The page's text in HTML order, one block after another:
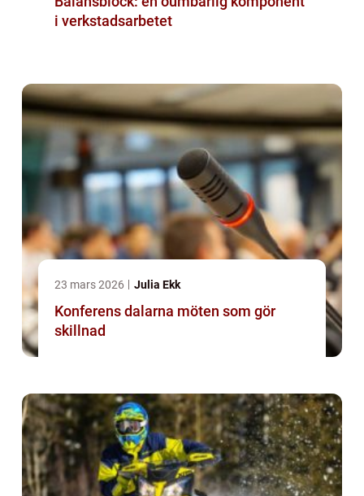
i verkstadsarbetet
23 mars 2026 Julia Ekk
Konferens dalarna möten som gör
skillnad